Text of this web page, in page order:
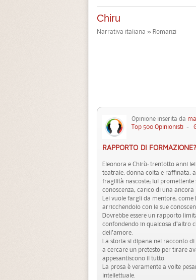
Chiru
Narrativa italiana » Romanzi
Opinione inserita da
Top 500 Opinionisti -
RAPPORTO DI FORMAZIONE?
Eleonora e Chirù: trentotto anni
teatrale, donna colta e raffinata,
fragilità nascoste; lui
conoscenza, carico di una
Lei vuole fargli da mentore,
arricchendolo con le sue
Dovrebbe essere un rapporto
confondendo in qualcosa d’altro
dell’amore.
La storia si dipana nel racconto
a cercare un pretesto per tirare
appesantiscono il tutto.
La prosa è veramente a volte
intellettuale.